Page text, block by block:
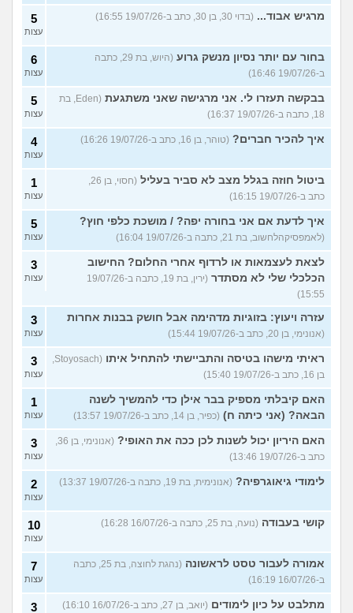
מרגיש אבוד... (בדוי 30, בן 30, כתב ב-19/07/26 16:55) 5
עצות
בחור עם יותר נסיון מנשק גרוע
(היוש, בת 29, כתבה
ב-19/07/26 16:46)
6
עצות
בבקשה תעזרו לי. אני מרגישה שאני משתגעת
(Eden, בת
18, כתבה ב-19/07/26 16:37)
5
עצות
איך להכיר חברים? (טוהר, בן 16, כתב ב-19/07/26 16:26) 4
עצות
ביטול חוזה בגלל מצב לא סביר בעליל
(חסוי, בן 26,
כתב ב-19/07/26 16:15)
1
עצות
איך לדעת אם אני בחורה יפה? / מושכת כלפי חוץ?
(לאמפסיקהלחשוב, בת 21, כתבה ב-19/07/26 16:04)
5
עצות
לצאת לעצמאות או לרדוף אחרי החלום? החישוב
הכלכלי שלי לא מסתדר
(ירין, בת 19, כתבה ב-19/07/26
15:55)
3
עצות
עזרה ויעוץ: בזוגיות מדהימה אבל חושק בבנות אחרות
(אנונימי, בן 20, כתב ב-19/07/26 15:44)
3
עצות
ראיתי מישהו בטיסה והתביישתי להתחיל איתו
(Stoyosach,
בן 16, כתב ב-19/07/26 15:40)
3
עצות
האם קיבלתי מספיק בבר אילן כדי להמשיך לשנה
הבאה? (אני כיתה ח) (כפיר, בן 14, כתב ב-19/07/26 13:57)
1
עצות
האם היריון יכול לשנות לכן ככה את האופי?
(אנונימי, בן 36,
כתב ב-19/07/26 13:46)
3
עצות
לימודי גיאוגרפיה? (אנונימית, בת 19, כתבה ב-19/07/26 13:37) 2
עצות
קושי בעבודה (נועה, בת 25, כתבה ב-16/07/26 16:28) 10
עצות
אמורה לעבור טסט לראשונה
(נהגת לחוצה, בת 25, כתבה
ב-16/07/26 16:19)
7
עצות
מתלבט על כיון לימודים (יואב, בן 27, כתב ב-16/07/26 16:10) 3